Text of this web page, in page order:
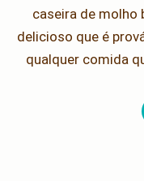
caseira de molho
delicioso que é
qualquer comida